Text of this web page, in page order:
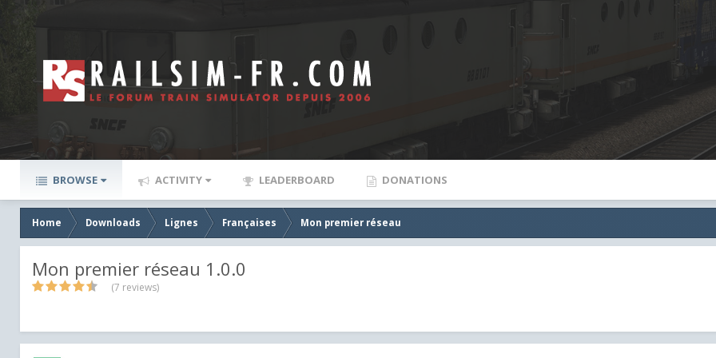
BROWSE ACTIVITY LEADERBOARD DONATIONS
Home Downloads Lignes Françaises Mon premier réseau
Mon premier réseau 1.0.0
(7 reviews)